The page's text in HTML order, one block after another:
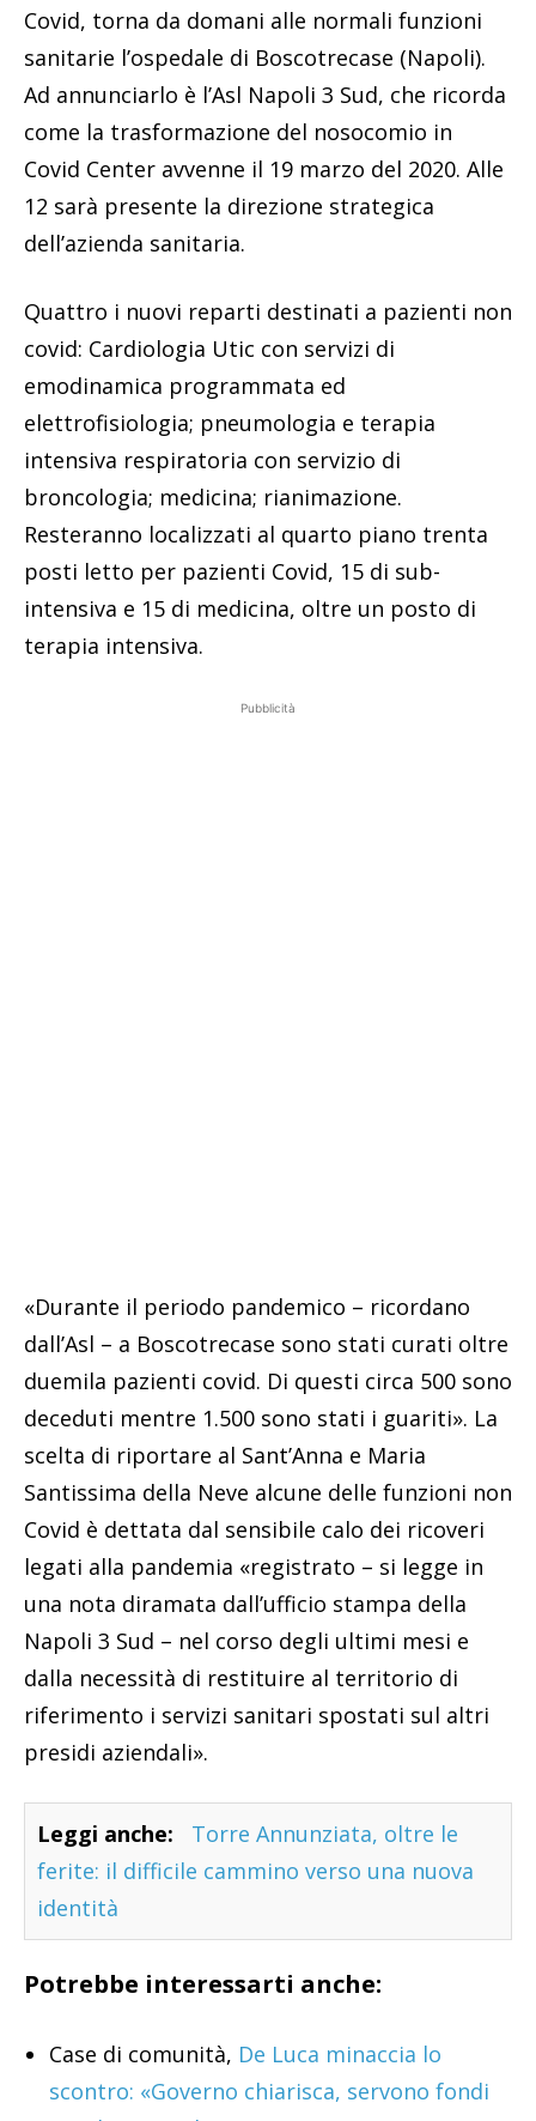
Covid, torna da domani alle normali funzioni
sanitarie l’ospedale di Boscotrecase (Napoli).
Ad annunciarlo è l’Asl Napoli 3 Sud, che ricorda
come la trasformazione del nosocomio in
Covid Center avvenne il 19 marzo del 2020. Alle
12 sarà presente la direzione strategica
dell’azienda sanitaria.
Quattro i nuovi reparti destinati a pazienti non
covid: Cardiologia Utic con servizi di
emodinamica programmata ed
elettrofisiologia; pneumologia e terapia
intensiva respiratoria con servizio di
broncologia; medicina; rianimazione.
Resteranno localizzati al quarto piano trenta
posti letto per pazienti Covid, 15 di sub-
intensiva e 15 di medicina, oltre un posto di
terapia intensiva.
Pubblicità
«Durante il periodo pandemico – ricordano
dall’Asl – a Boscotrecase sono stati curati oltre
duemila pazienti covid. Di questi circa 500 sono
deceduti mentre 1.500 sono stati i guariti». La
scelta di riportare al Sant’Anna e Maria
Santissima della Neve alcune delle funzioni non
Covid è dettata dal sensibile calo dei ricoveri
legati alla pandemia «registrato – si legge in
una nota diramata dall’ufficio stampa della
Napoli 3 Sud – nel corso degli ultimi mesi e
dalla necessità di restituire al territorio di
riferimento i servizi sanitari spostati sul altri
presidi aziendali».
Leggi anche:
Torre Annunziata, oltre le
ferite: il difficile cammino verso una nuova
identità
Potrebbe interessarti anche:
Case di comunità, De Luca minaccia lo
scontro: «Governo chiarisca, servono fondi